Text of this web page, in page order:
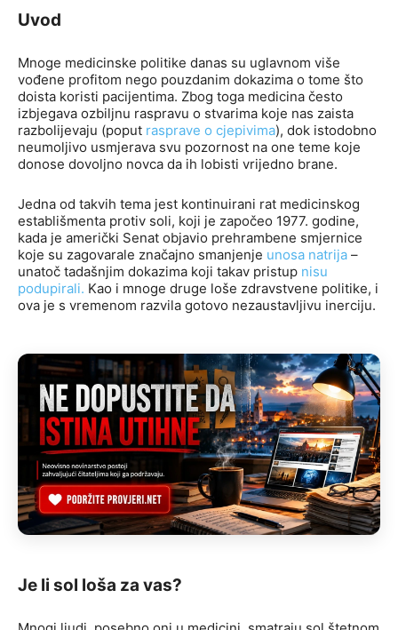
Uvod
Mnoge medicinske politike danas su uglavnom više
vođene profitom nego pouzdanim dokazima o tome što
doista koristi pacijentima. Zbog toga medicina često
izbjegava ozbiljnu raspravu o stvarima koje nas zaista
razbolijevaju (poput rasprave o cjepivima), dok istodobno
neumoljivo usmjerava svu pozornost na one teme koje
donose dovoljno novca da ih lobisti vrijedno brane.
Jedna od takvih tema jest kontinuirani rat medicinskog
establišmenta protiv soli, koji je započeo 1977. godine,
kada je američki Senat objavio prehrambene smjernice
koje su zagovarale značajno smanjenje unosa natrija –
unatoč tadašnjim dokazima koji takav pristup nisu
podupirali. Kao i mnoge druge loše zdravstvene politike, i
ova je s vremenom razvila gotovo nezaustavljivu inerciju.
Je li sol loša za vas?